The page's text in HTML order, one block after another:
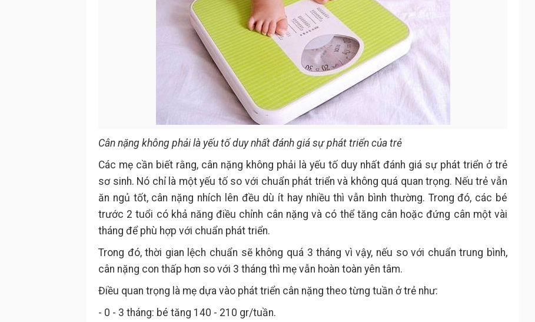
Cân nặng không phải là yếu tố duy nhất đánh giá sự phát triển của trẻ
Các mẹ cần biết rằng, cân nặng không phải là yếu tố duy nhất đánh giá sự phát triển ở trẻ
sơ sinh. Nó chỉ là một yếu tố so với chuẩn phát triển và không quá quan trọng. Nếu trẻ vẫn
ăn ngủ tốt, cân nặng nhích lên đều dù ít hay nhiều thì vẫn bình thường. Trong đó, các bé
trước 2 tuổi có khả năng điều chỉnh cân nặng và có thể tăng cân hoặc đứng cân một vài
tháng để phù hợp với chuẩn phát triển.
Trong đó, thời gian lệch chuẩn sẽ không quá 3 tháng vì vậy, nếu so với chuẩn trung bình,
cân nặng con thấp hơn so với 3 tháng thì mẹ vẫn hoàn toàn yên tâm.
Điều quan trọng là mẹ dựa vào phát triển cân nặng theo từng tuần ở trẻ như:
- 0 - 3 tháng: bé tăng 140 - 210 gr/tuần.